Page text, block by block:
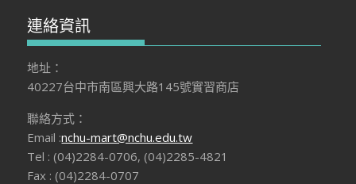
連絡資訊
地址：
40227台中市南區興大路145號實習商店
聯絡方式：
Email :nchu-mart@nchu.edu.tw
Tel : (04)2284-0706, (04)2285-4821
Fax : (04)2284-0707